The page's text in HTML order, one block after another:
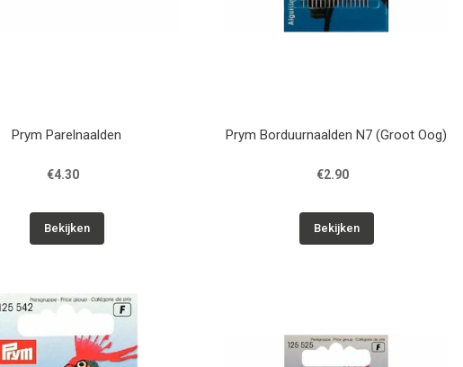
Prym Parelnaalden
€4.30
Bekijken
Prym Borduurnaalden N7 (Groot Oog)
€2.90
Bekijken